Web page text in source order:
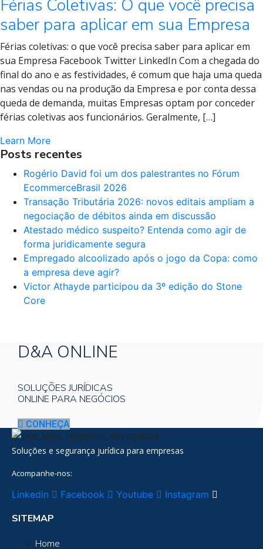
Férias Coletivas: O que você precisa
saber para aplicar em sua Empresa
Férias coletivas: o que você precisa saber para aplicar em
sua Empresa Facebook Twitter LinkedIn Com a chegada do
final do ano e as festividades, é comum que haja uma queda
nas vendas ou na produção da Empresa e por conta dessa
queda de demanda, muitas Empresas optam por conceder
férias coletivas aos funcionários. Geralmente, […]
Learn More
Posts recentes
Rogério David foi um dos palestrantes no Fórum
EcommerceBrasil 2026
Transação Tributária 2026: novos editais ampliam a
negociação de débitos ainda em discussão
Atestado médico suspeito? Entenda como agir de
forma juridicamente segura
Empregado alcoolizado após o jogo da Copa: como
a empresa deve agir?
Victor Athayde participou da 3º edição do Stone
Core
D&A ONLINE
SOLUÇÕES JURÍDICAS
ONLINE PARA NEGÓCIOS
CONHEÇA
Soluções e segurança jurídica para empresas
Acompanhe-nos:
Linkedin Facebook Youtube Instagram
SITEMAP
Home